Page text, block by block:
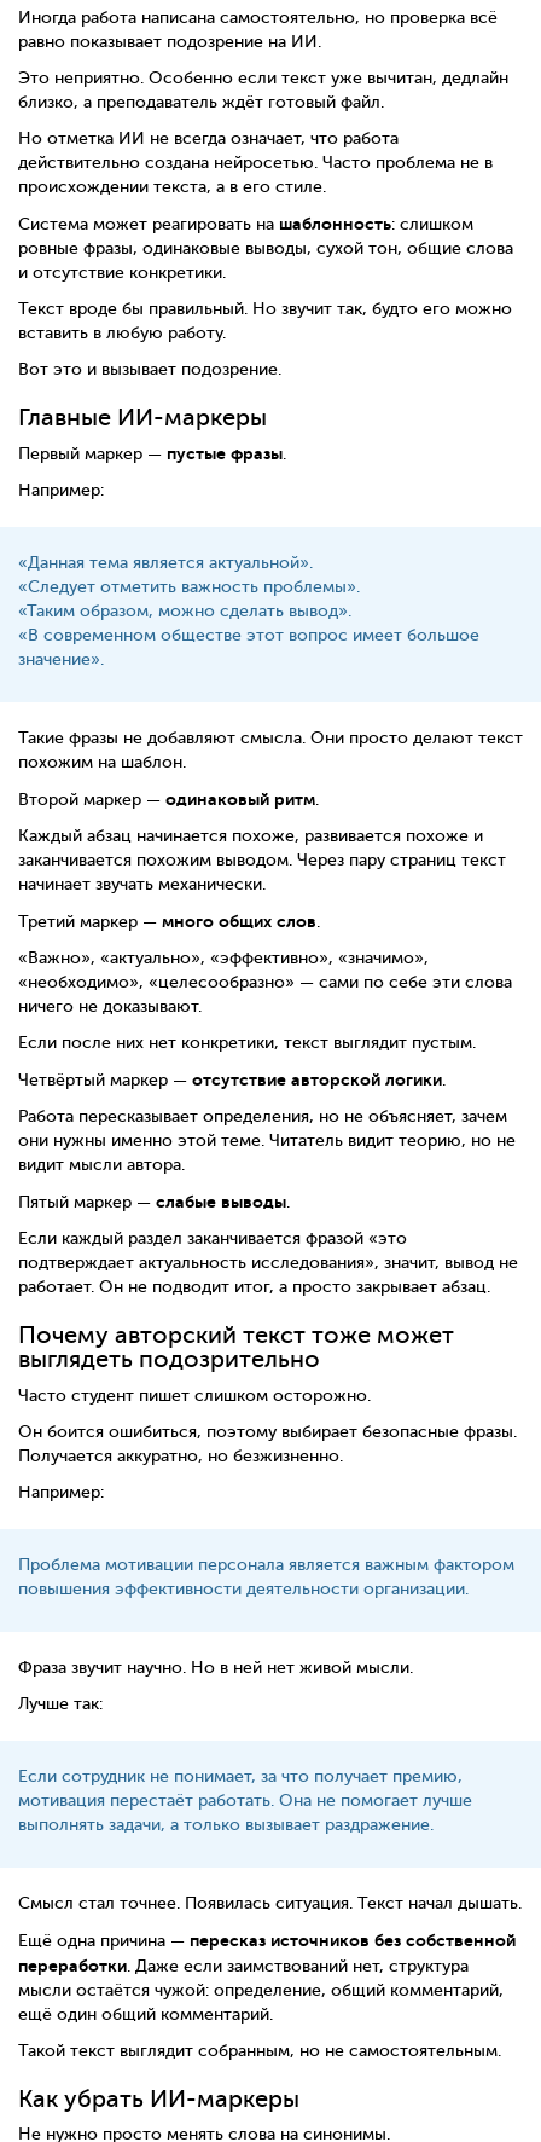
Иногда работа написана самостоятельно, но проверка всё
равно показывает подозрение на ИИ.
Это неприятно. Особенно если текст уже вычитан, дедлайн
близко, а преподаватель ждёт готовый файл.
Но отметка ИИ не всегда означает, что работа
действительно создана нейросетью. Часто проблема не в
происхождении текста, а в его стиле.
Система может реагировать на шаблонность: слишком
ровные фразы, одинаковые выводы, сухой тон, общие слова
и отсутствие конкретики.
Текст вроде бы правильный. Но звучит так, будто его можно
вставить в любую работу.
Вот это и вызывает подозрение.
Главные ИИ-маркеры
Первый маркер — пустые фразы.
Например:
«Данная тема является актуальной».
«Следует отметить важность проблемы».
«Таким образом, можно сделать вывод».
«В современном обществе этот вопрос имеет большое
значение».
Такие фразы не добавляют смысла. Они просто делают текст
похожим на шаблон.
Второй маркер — одинаковый ритм.
Каждый абзац начинается похоже, развивается похоже и
заканчивается похожим выводом. Через пару страниц текст
начинает звучать механически.
Третий маркер — много общих слов.
«Важно», «актуально», «эффективно», «значимо»,
«необходимо», «целесообразно» — сами по себе эти слова
ничего не доказывают.
Если после них нет конкретики, текст выглядит пустым.
Четвёртый маркер — отсутствие авторской логики.
Работа пересказывает определения, но не объясняет, зачем
они нужны именно этой теме. Читатель видит теорию, но не
видит мысли автора.
Пятый маркер — слабые выводы.
Если каждый раздел заканчивается фразой «это
подтверждает актуальность исследования», значит, вывод не
работает. Он не подводит итог, а просто закрывает абзац.
Почему авторский текст тоже может
выглядеть подозрительно
Часто студент пишет слишком осторожно.
Он боится ошибиться, поэтому выбирает безопасные фразы.
Получается аккуратно, но безжизненно.
Например:
Проблема мотивации персонала является важным фактором
повышения эффективности деятельности организации.
Фраза звучит научно. Но в ней нет живой мысли.
Лучше так:
Если сотрудник не понимает, за что получает премию,
мотивация перестаёт работать. Она не помогает лучше
выполнять задачи, а только вызывает раздражение.
Смысл стал точнее. Появилась ситуация. Текст начал дышать.
Ещё одна причина — пересказ источников без собственной
переработки . Даже если заимствований нет, структура
мысли остаётся чужой: определение, общий комментарий,
ещё один общий комментарий.
Такой текст выглядит собранным, но не самостоятельным.
Как убрать ИИ-маркеры
Не нужно просто менять слова на синонимы.